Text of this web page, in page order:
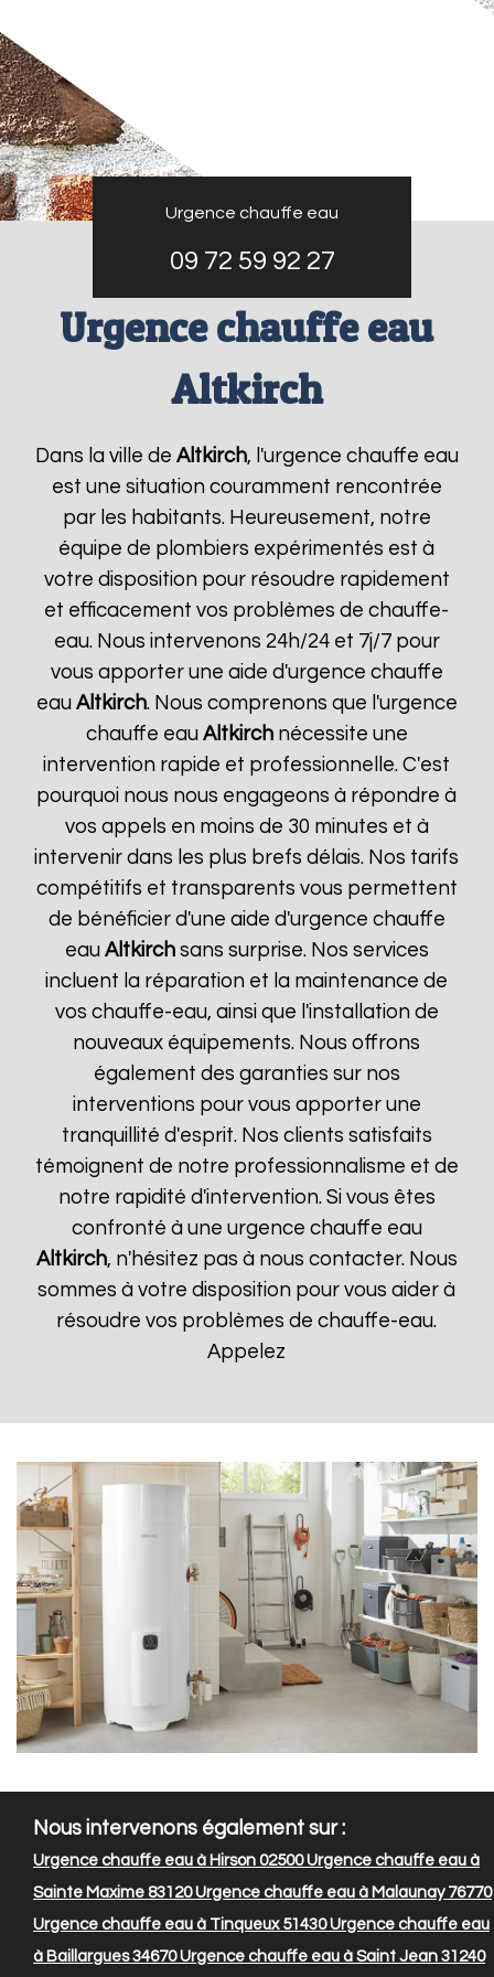
Urgence chauffe eau
09 72 59 92 27
Urgence chauffe eau
Altkirch
Dans la ville de Altkirch, l'urgence chauffe eau
est une situation couramment rencontrée
par les habitants. Heureusement, notre
équipe de plombiers expérimentés est à
votre disposition pour résoudre rapidement
et efficacement vos problèmes de chauffe-
eau. Nous intervenons 24h/24 et 7j/7 pour
vous apporter une aide d'urgence chauffe
eau Altkirch. Nous comprenons que l'urgence
chauffe eau Altkirchnécessite une
intervention rapide et professionnelle. C'est
pourquoi nous nous engageons à répondre à
vos appels en moins de 30 minutes et à
intervenir dans les plus brefs délais. Nos tarifs
compétitifs et transparents vous permettent
de bénéficier d'une aide d'urgence chauffe
eau Altkirchsans surprise. Nos services
incluent la réparation et la maintenance de
vos chauffe-eau, ainsi que l'installation de
nouveaux équipements. Nous offrons
également des garanties sur nos
interventions pour vous apporter une
tranquillité d'esprit. Nos clients satisfaits
témoignent de notre professionnalisme et de
notre rapidité d'intervention. Si vous êtes
confronté à une urgence chauffe eau
Altkirch, n'hésitez pas à nous contacter. Nous
sommes à votre disposition pour vous aider à
résoudre vos problèmes de chauffe-eau.
Appelez
Nous intervenons également sur :
Urgence chauffe eau à Hirson 02500Urgence chauffe eau à
Sainte Maxime 83120Urgence chauffe eau à Malaunay 76770
Urgence chauffe eau à Tinqueux 51430Urgence chauffe eau
à Baillargues 34670Urgence chauffe eau à Saint Jean 31240